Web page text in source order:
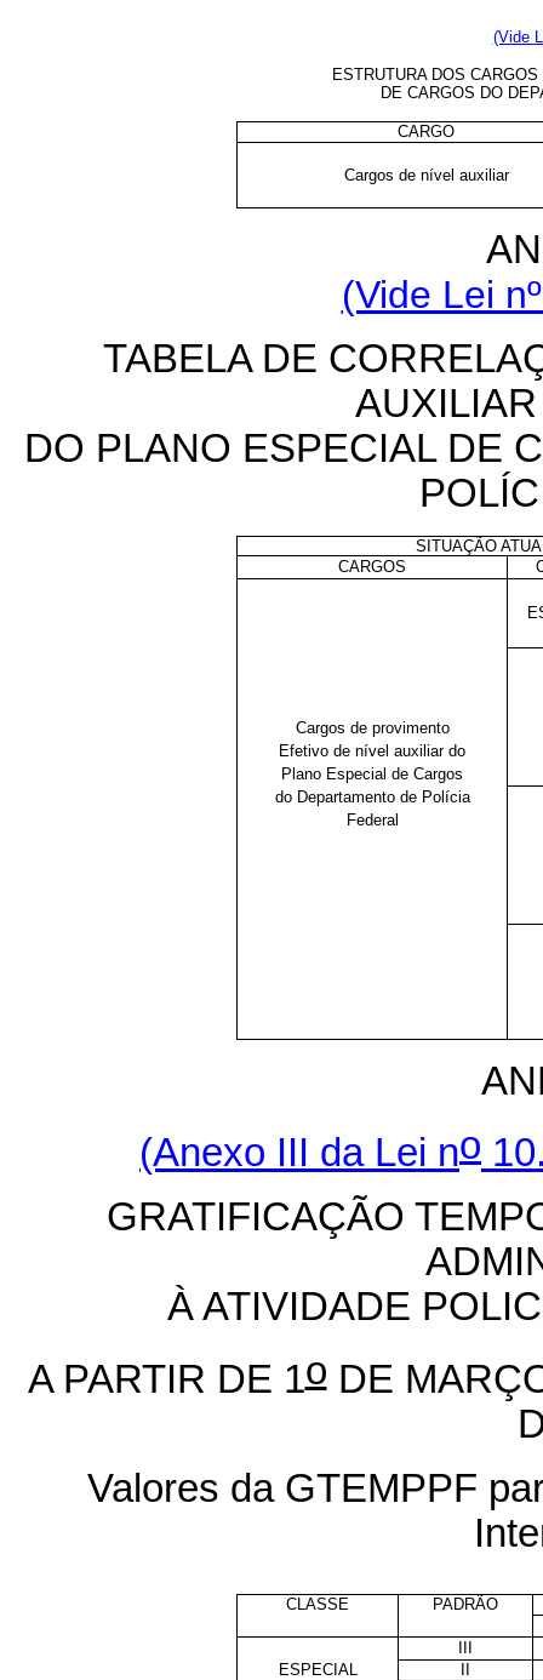
(Vide
ESTRUTURA DOS
DE CARGOS DO
CARGO
Cargos de nível auxiliar
(Vide Lei
TABELA DE
DO PLANO ESPECIAL DE
SITUAÇÃO
CARGOS
Cargos de provimento
Efetivo de nível auxiliar do
Plano Especial de Cargos
do Departamento de Polícia
Federal
(Anexo III da Lei no
GRATIFICAÇÃO
À ATIVIDADE
A PARTIR DE 1oDE
Valores da GTEMPPF
CLASSE PADRÃO
III
ESPECIAL
II